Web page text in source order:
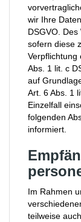
wir Ihre
DSGVO.
sofern diese
Verpflichtung
Abs. 1 lit. c
auf
Art. 6 Abs. 1
Einzelfall
folgenden
informiert.
Im Rahmen
teilweise